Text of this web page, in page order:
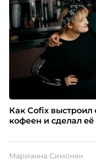
Как Cofix выстроил
кофеен и сделал
Марианна Симонян